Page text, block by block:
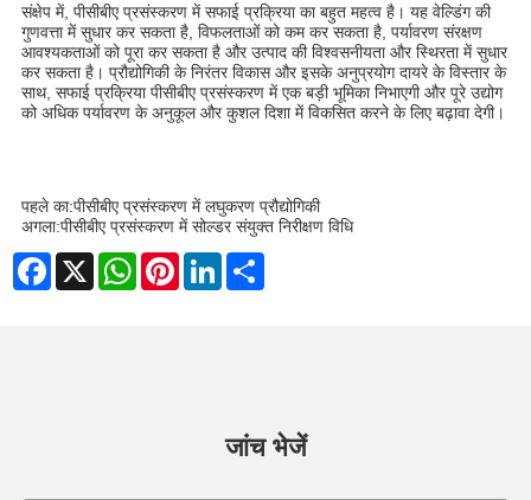
संक्षेप में, पीसीबीए प्रसंस्करण में सफाई प्रक्रिया का बहुत महत्व है। यह वेल्डिंग की
गुणवत्ता में सुधार कर सकता है, विफलताओं को कम कर सकता है, पर्यावरण संरक्षण
आवश्यकताओं को पूरा कर सकता है और उत्पाद की विश्वसनीयता और स्थिरता में सुधार
कर सकता है। प्रौद्योगिकी के निरंतर विकास और इसके अनुप्रयोग दायरे के विस्तार के
साथ, सफाई प्रक्रिया पीसीबीए प्रसंस्करण में एक बड़ी भूमिका निभाएगी और पूरे उद्योग
को अधिक पर्यावरण के अनुकूल और कुशल दिशा में विकसित करने के लिए बढ़ावा देगी।
पहले का:पीसीबीए प्रसंस्करण में लघुकरण प्रौद्योगिकी
अगला:पीसीबीए प्रसंस्करण में सोल्डर संयुक्त निरीक्षण विधि
Facebook
X WhatsAppPinterestLinkedInShare
जांच भेजें